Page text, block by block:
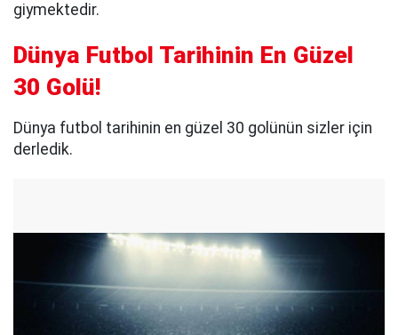
giymektedir.
Dünya Futbol Tarihinin En Güzel
30 Golü!
Dünya futbol tarihinin en güzel 30 golünün sizler için
derledik.